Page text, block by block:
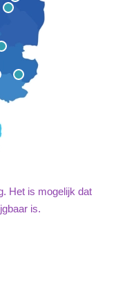
Het is mogelijk dat
is.